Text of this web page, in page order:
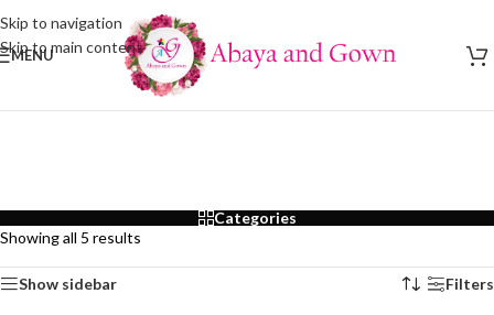
Skip to navigation
Skip to main content
MENU
Categories
Showing all 5 results
Show sidebar Filters